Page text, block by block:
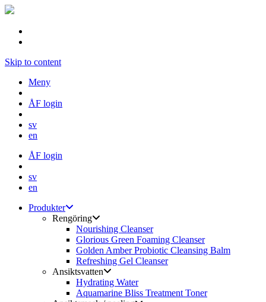
Skip to content
Meny
ÅF login
sv
en
ÅF login
sv
en
Produkter
Rengöring
Nourishing Cleanser
Glorious Green Foaming Cleanser
Golden Amber Probiotic Cleansing Balm
Refreshing Gel Cleanser
Ansiktsvatten
Hydrating Water
Aquamarine Bliss Treatment Toner